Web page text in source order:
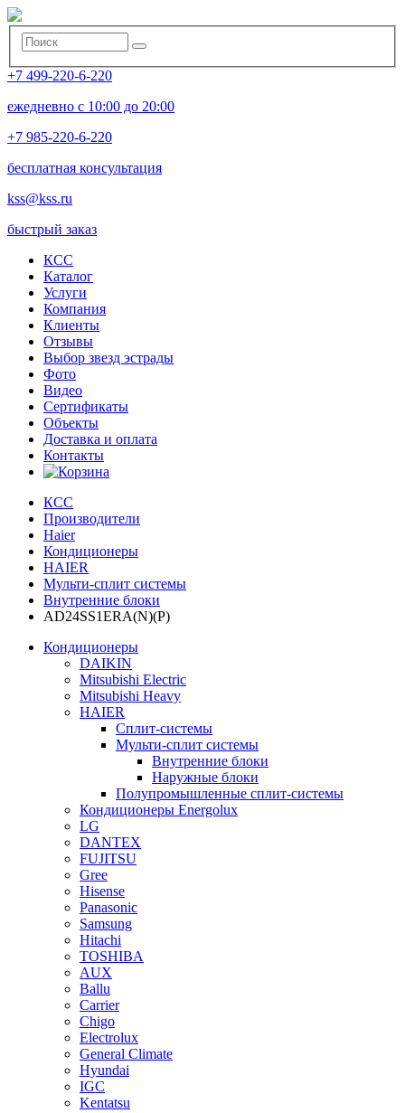
+7 499-220-6-220
ежедневно с 10:00 до 20:00
+7 985-220-6-220
бесплатная консультация
kss@kss.ru
быстрый заказ
КСС
Каталог
Услуги
Компания
Клиенты
Oтзывы
Выбор звезд эстрады
Фото
Видео
Сертификаты
Объекты
Доставка и оплата
Контакты
КСС
Производители
Haier
Кондиционеры
HAIER
Мульти-сплит системы
Внутренние блоки
AD24SS1ERA(N)(P)
Кондиционеры
DAIKIN
Mitsubishi Electric
Mitsubishi Heavy
HAIER
Сплит-системы
Мульти-сплит системы
Внутренние блоки
Наружные блоки
Полупромышленные сплит-системы
Кондиционеры Energolux
LG
DANTEX
FUJITSU
Gree
Hisense
Panasonic
Samsung
Hitachi
TOSHIBA
AUX
Ballu
Carrier
Chigo
Electrolux
General Climate
Hyundai
IGC
Kentatsu